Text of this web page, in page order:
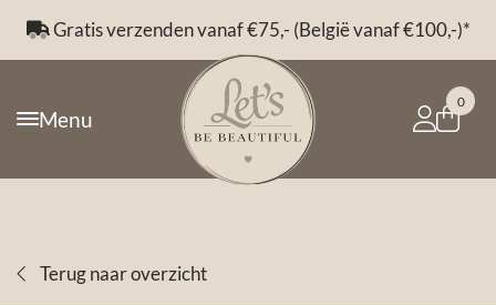
Gratis verzenden vanaf €75,- (België vanaf €100,-)*
Menu
0
Terug naar overzicht